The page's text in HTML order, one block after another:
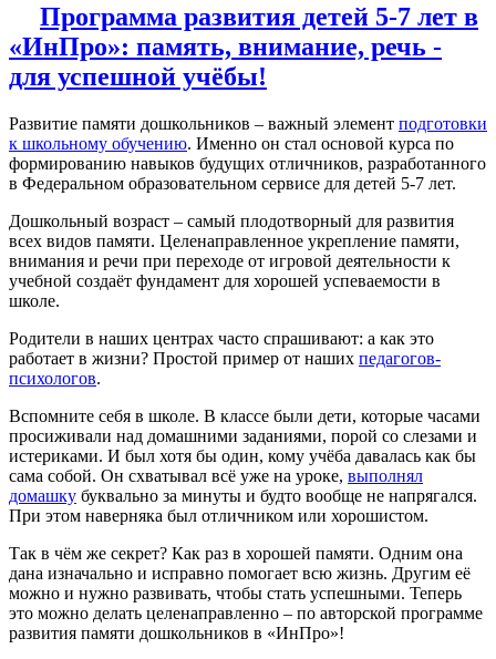
Программа развития детей 5-7 лет в
«ИнПро»: память, внимание, речь -
для успешной учёбы!
Развитие памяти дошкольников – важный элемент подготовки
к школьному обучению. Именно он стал основой курса по
формированию навыков будущих отличников, разработанного
в Федеральном образовательном сервисе для детей 5-7 лет.
Дошкольный возраст – самый плодотворный для развития
всех видов памяти. Целенаправленное укрепление памяти,
внимания и речи при переходе от игровой деятельности к
учебной создаёт фундамент для хорошей успеваемости в
школе.
Родители в наших центрах часто спрашивают: а как это
работает в жизни? Простой пример от наших педагогов-
психологов.
Вспомните себя в школе. В классе были дети, которые часами
просиживали над домашними заданиями, порой со слезами и
истериками. И был хотя бы один, кому учёба давалась как бы
сама собой. Он схватывал всё уже на уроке, выполнял
домашку буквально за минуты и будто вообще не напрягался.
При этом наверняка был отличником или хорошистом.
Так в чём же секрет? Как раз в хорошей памяти. Одним она
дана изначально и исправно помогает всю жизнь. Другим её
можно и нужно развивать, чтобы стать успешными. Теперь
это можно делать целенаправленно – по авторской программе
развития памяти дошкольников в «ИнПро»!